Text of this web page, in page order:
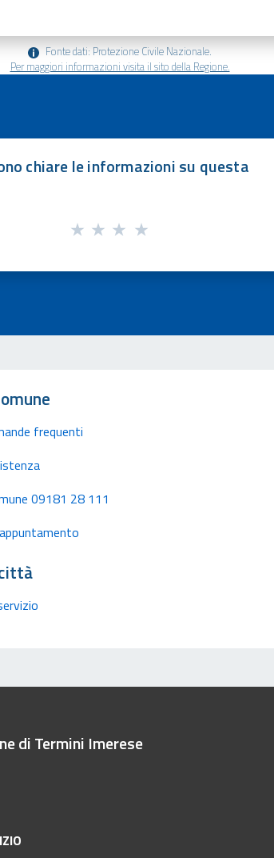
Fonte dati: Protezione Civile Nazionale.
Per maggiori informazioni visita il sito della Regione.
chiare le informazioni su questa
frequenti
09181 28 111
di Termini Imerese